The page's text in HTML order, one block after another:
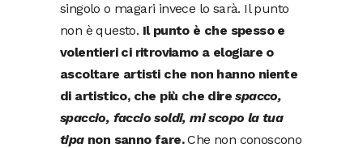
singolo o magari invece lo sarà. Il punto
non è questo. Il punto è che spesso e
volentieri ci ritroviamo a elogiare o
ascoltare artisti che non hanno niente
di artistico, che più che direspacco,
spaccio, faccio soldi, mi scopo la tua
tipanon sanno fare.Che non conoscono